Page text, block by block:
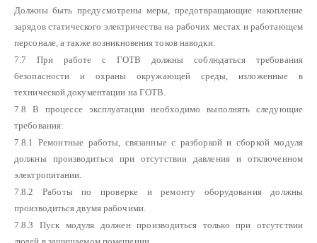
Должны быть предусмотрены меры, предотвращающие накопление
зарядов статического электричества на рабочих местах и работающем
персонале, а также возникновения токов наводки.
7.7 При работе с ГОТВ должны соблюдаться требования
безопасности и охраны окружающей среды, изложенные в
технической документации на ГОТВ.
7.8 В процессе эксплуатации необходимо выполнять следующие
требования:
7.8.1 Ремонтные работы, связанные с разборкой и сборкой модуля
должны производиться при отсутствии давления и отключенном
электропитании.
7.8.2 Работы по проверке и ремонту оборудования должны
производиться двумя рабочими.
7.8.3 Пуск модуля должен производиться только при отсутствии